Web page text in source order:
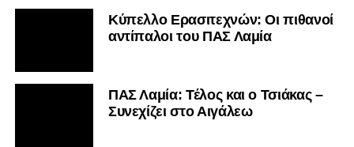
Κύπελλο Ερασιτεχνών: Οι πιθανοί
αντίπαλοι του ΠΑΣ Λαμία
ΠΑΣ Λαμία: Τέλος και ο Τσιάκας –
Συνεχίζει στο Αιγάλεω